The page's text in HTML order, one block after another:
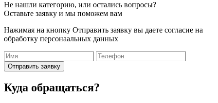
Не нашли категорию, или остались вопросы?
Оставьте заявку и мы поможем вам
Нажимая на кнопку Отправить заявку вы даете согласие на
обработку персонаальных данных
Отправить заявку
Куда обращаться?